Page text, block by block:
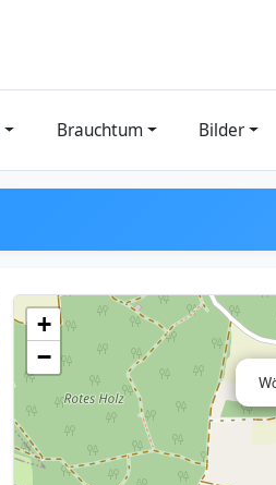
Brauchtum Bilder
+
−